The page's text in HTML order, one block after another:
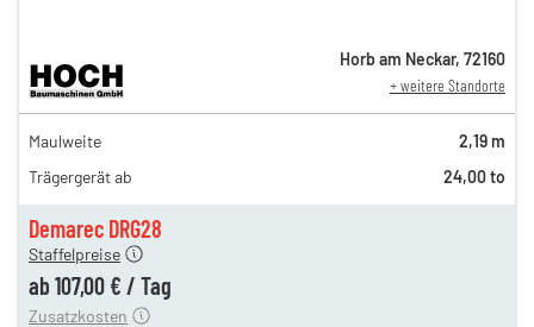
Demarec DRG28
184,00 €
153,00 €
127,00 €
Staffelpreise
ab 107,00 € / Tag
12,00 €
Zusatzkosten
Horb am Neckar, 72160
+ weitere Standorte
Maulweite
2,19 m
Trägergerät ab
24,00 to